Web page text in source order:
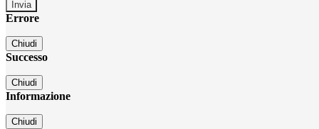
Errore
Chiudi
Successo
Chiudi
Informazione
Chiudi